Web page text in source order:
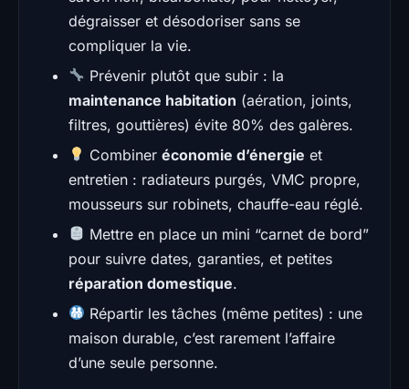
dégraisser et désodoriser sans se
compliquer la vie.
Prévenir plutôt que subir : la
maintenance habitation (aération, joints,
filtres, gouttières) évite 80% des galères.
Combineréconomie d’énergie et
entretien : radiateurs purgés, VMC propre,
mousseurs sur robinets, chauffe-eau réglé.
Mettre en place un mini “carnet de bord”
pour suivre dates, garanties, et petites
réparation domestique.
Répartir les tâches (même petites) : une
maison durable, c’est rarement l’affaire
d’une seule personne.